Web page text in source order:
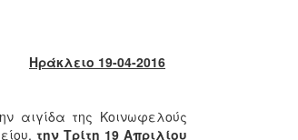
Ηράκλειο 19-04-2016
αιγίδα της Κοινωφελούς
την Τρίτη 19 Απριλίου